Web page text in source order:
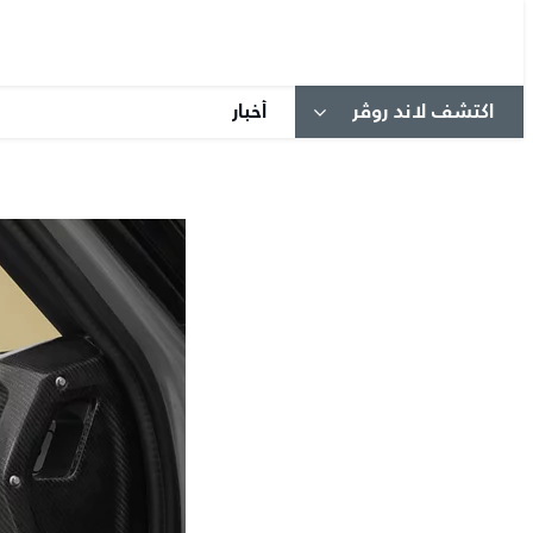
اكتشف لاند روڤر أخبار